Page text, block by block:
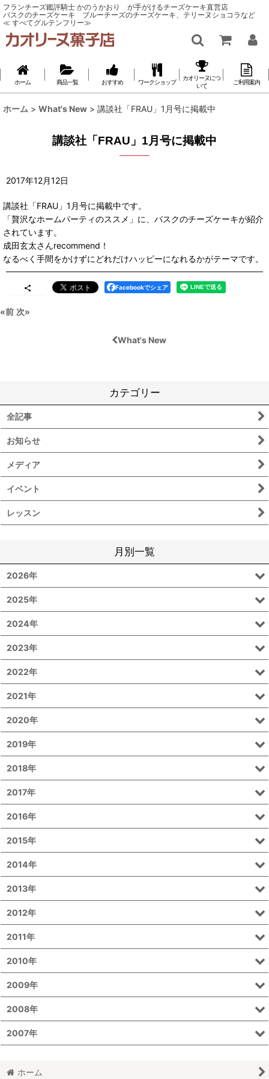
フランチーズ鑑評騎士 かのうかおり が手がけるチーズケーキ直営店
バスクのチーズケーキ ブルーチーズのチーズケーキ、テリーヌショコラなど
≪ すべてグルテンフリー≫
ホーム 商品一覧 おすすめ ワークショップ
カオリーヌにつ
いて
ご利用案内
ホーム > What's New > 講談社「FRAU」1月号に掲載中
講談社「FRAU」1月号に掲載中
2017年12月12日
講談社「FRAU」1月号に掲載中です。
「贅沢なホームパーティのススメ」に、バスクのチーズケーキが紹介
されています。
成田玄太さんrecommend！
なるべく手間をかけずにどれだけハッピーになれるかがテーマです。
Facebookでシェア
«前 次»
What's New
カテゴリー
全記事
お知らせ
メディア
イベント
レッスン
月別一覧
2026年
2025年
2024年
2023年
2022年
2021年
2020年
2019年
2018年
2017年
2016年
2015年
2014年
2013年
2012年
2011年
2010年
2009年
2008年
2007年
ホーム